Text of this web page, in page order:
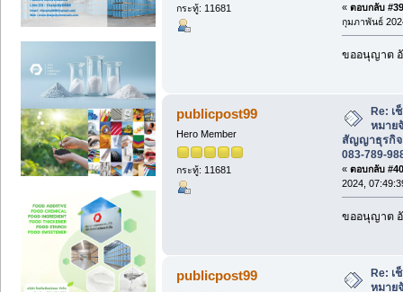
กระทู้: 11681 « ตอบกลับ
กุมภาพันธ์
ขออนุญาต
publicpost99
Hero Member
กระทู้: 11681
Re: เ
หมาย
สัญญาธุรกิจ
083-789-
« ตอบกลับ
2024,
ขออนุญาต
publicpost99
Re: เ
หมาย